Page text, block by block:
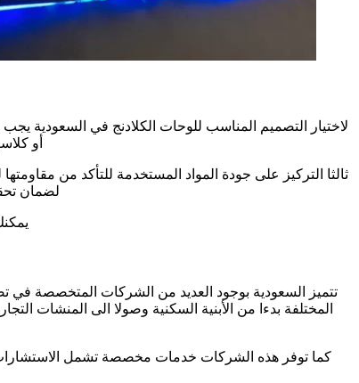
لاختيار التصميم المناسب للوحات الكلادنج في السعودية
أو
ثالثا التركيز على جودة المواد المستخدمة للتأكد من
لضمان
تتميز السعودية بوجود العديد من الشركات المتخصصة في
المختلفة بدءا من الأبنية السكنية وصولا الى المنشات
كما توفر هذه الشركات خدمات مخصصة تشمل الاستشارات